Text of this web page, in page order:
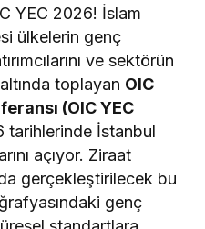
YEC 2026! İslam
ülkelerin genç
ve sektörün
toplayan OIC
(OIC YEC
İstanbul
açıyor. Ziraat
gerçekleştirilecek bu
genç